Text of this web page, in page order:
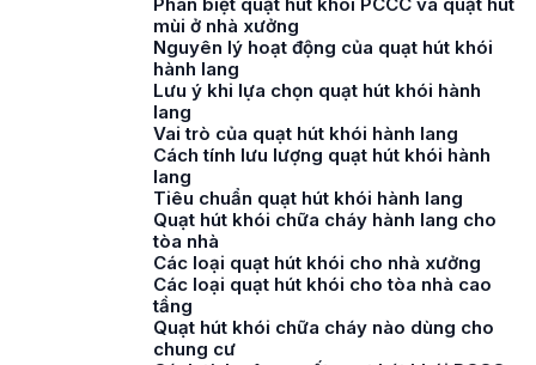
mùi ở nhà xưởng
Nguyên lý hoạt động của quạt hút khói
hành lang
Lưu ý khi lựa chọn quạt hút khói hành
lang
Vai trò của quạt hút khói hành lang
Cách tính lưu lượng quạt hút khói hành
lang
Tiêu chuẩn quạt hút khói hành lang
Quạt hút khói chữa cháy hành lang cho
tòa nhà
Các loại quạt hút khói cho nhà xưởng
Các loại quạt hút khói cho tòa nhà cao
tầng
Quạt hút khói chữa cháy nào dùng cho
chung cư